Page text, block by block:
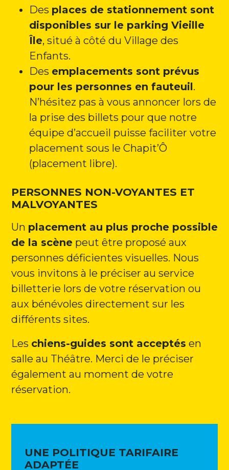
Des places de stationnement sont
disponibles sur le parking Vieille
Île, situé à côté du Village des
Enfants.
Des emplacements sont prévus
pour les personnes en fauteuil.
N’hésitez pas à vous annoncer lors de
la prise des billets pour que notre
équipe d’accueil puisse faciliter votre
placement sous le Chapit’Ô
(placement libre).
PERSONNES NON-VOYANTES ET
MALVOYANTES
Un placement au plus proche possible
de la scènepeut être proposé aux
personnes déficientes visuelles. Nous
vous invitons à le préciser au service
billetterie lors de votre réservation ou
aux bénévoles directement sur les
différents sites.
Les chiens-guides sont acceptés en
salle au Théâtre. Merci de le préciser
également au moment de votre
réservation.
UNE POLITIQUE TARIFAIRE
ADAPTÉE